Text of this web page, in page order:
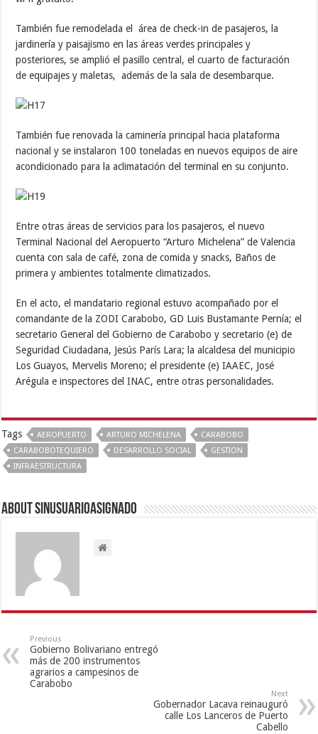
También fue remodelada el área de check-in de pasajeros, la
jardinería y paisajismo en las áreas verdes principales y
posteriores, se amplió el pasillo central, el cuarto de facturación
de equipajes y maletas, además de la sala de desembarque.
También fue renovada la caminería principal hacia plataforma
nacional y se instalaron 100 toneladas en nuevos equipos de aire
acondicionado para la aclimatación del terminal en su conjunto.
Entre otras áreas de servicios para los pasajeros, el nuevo
Terminal Nacional del Aeropuerto “Arturo Michelena” de Valencia
cuenta con sala de café, zona de comida y snacks, Baños de
primera y ambientes totalmente climatizados.
En el acto, el mandatario regional estuvo acompañado por el
comandante de la ZODI Carabobo, GD Luis Bustamante Pernía; el
secretario General del Gobierno de Carabobo y secretario (e) de
Seguridad Ciudadana, Jesús París Lara; la alcaldesa del municipio
Los Guayos, Mervelis Moreno; el presidente (e) IAAEC, José
Arégula e inspectores del INAC, entre otras personalidades.
Tags AEROPUERTO ARTURO MICHELENA
CARABOBO
CARABOBOTEQUIERO
DESARROLLO SOCIAL
GESTION
INFRAESTRUCTURA
About sinusuarioasignado
Previous
Gobierno Bolivariano entregó
más de 200 instrumentos
agrarios a campesinos de
Carabobo
Next
Gobernador Lacava reinauguró
calle Los Lanceros de Puerto
Cabello